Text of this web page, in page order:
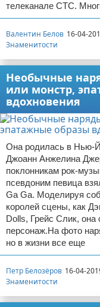
телеканале СТС.
Валентин Белов 16-04-
Знаменитости
Необычные
или монстр,
вдохновения
Она родилась в Нью-
Джоанн Анжелина
поклонникам рок-
псевдоним певица
Ga Ga. Моделируя
королей сцены, как
Dolls, Грейс Слик,
персонаж.На фото
но в жизни все еще
Петр Белозёров 16-04-
Знаменитости